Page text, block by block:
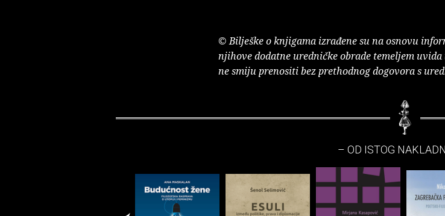
© Bilješke o knjigama izrađene su na osnovu
njihove dodatne uredničke obrade temeljem
ne smiju prenositi bez prethodnog dogovora s
– OD ISTOG